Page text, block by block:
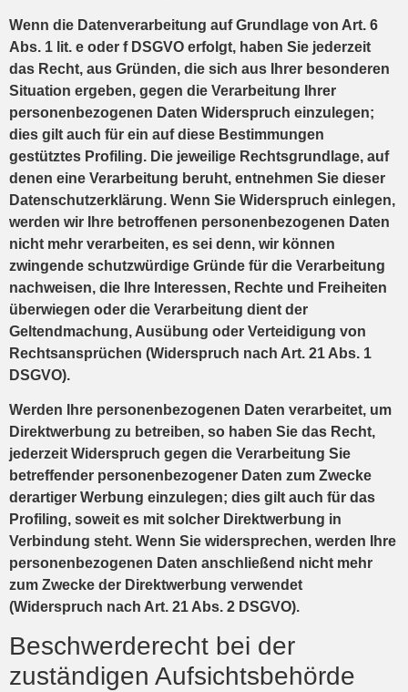
Wenn die Datenverarbeitung auf Grundlage von Art. 6
Abs. 1 lit. e oder f DSGVO erfolgt, haben Sie jederzeit
das Recht, aus Gründen, die sich aus Ihrer besonderen
Situation ergeben, gegen die Verarbeitung Ihrer
personenbezogenen Daten Widerspruch einzulegen;
dies gilt auch für ein auf diese Bestimmungen
gestütztes Profiling. Die jeweilige Rechtsgrundlage, auf
denen eine Verarbeitung beruht, entnehmen Sie dieser
Datenschutzerklärung. Wenn Sie Widerspruch einlegen,
werden wir Ihre betroffenen personenbezogenen Daten
nicht mehr verarbeiten, es sei denn, wir können
zwingende schutzwürdige Gründe für die Verarbeitung
nachweisen, die Ihre Interessen, Rechte und Freiheiten
überwiegen oder die Verarbeitung dient der
Geltendmachung, Ausübung oder Verteidigung von
Rechtsansprüchen (Widerspruch nach Art. 21 Abs. 1
DSGVO).
Werden Ihre personenbezogenen Daten verarbeitet, um
Direktwerbung zu betreiben, so haben Sie das Recht,
jederzeit Widerspruch gegen die Verarbeitung Sie
betreffender personenbezogener Daten zum Zwecke
derartiger Werbung einzulegen; dies gilt auch für das
Profiling, soweit es mit solcher Direktwerbung in
Verbindung steht. Wenn Sie widersprechen, werden Ihre
personenbezogenen Daten anschließend nicht mehr
zum Zwecke der Direktwerbung verwendet
(Widerspruch nach Art. 21 Abs. 2 DSGVO).
Beschwerderecht bei der
zuständigen Aufsichtsbehörde